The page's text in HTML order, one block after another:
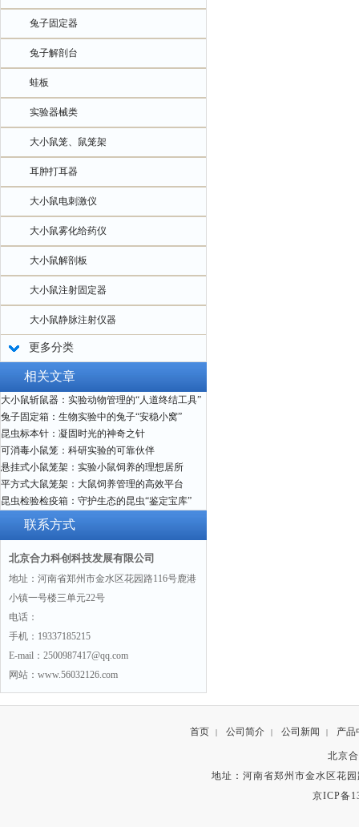
兔子固定器
兔子解剖台
蛙板
实验器械类
大小鼠笼、鼠笼架
耳肿打耳器
大小鼠电刺激仪
大小鼠雾化给药仪
大小鼠解剖板
大小鼠注射固定器
大小鼠静脉注射仪器
更多分类
相关文章
大小鼠斩鼠器：实验动物管理的“人道终结工具”
兔子固定箱：生物实验中的兔子“安稳小窝”
昆虫标本针：凝固时光的神奇之针
可消毒小鼠笼：科研实验的可靠伙伴
悬挂式小鼠笼架：实验小鼠饲养的理想居所
平方式大鼠笼架：大鼠饲养管理的高效平台
昆虫检验检疫箱：守护生态的昆虫“鉴定宝库”
联系方式
北京合力科创科技发展有限公司
地址：河南省郑州市金水区花园路116号鹿港
小镇一号楼三单元22号
电话：
手机：19337185215
E-mail：2500987417@qq.com
网站：www.56032126.com
首页 | 公司简介 | 公司新闻 | 产品
北京
地址：河南省郑州市金水区花
京ICP备